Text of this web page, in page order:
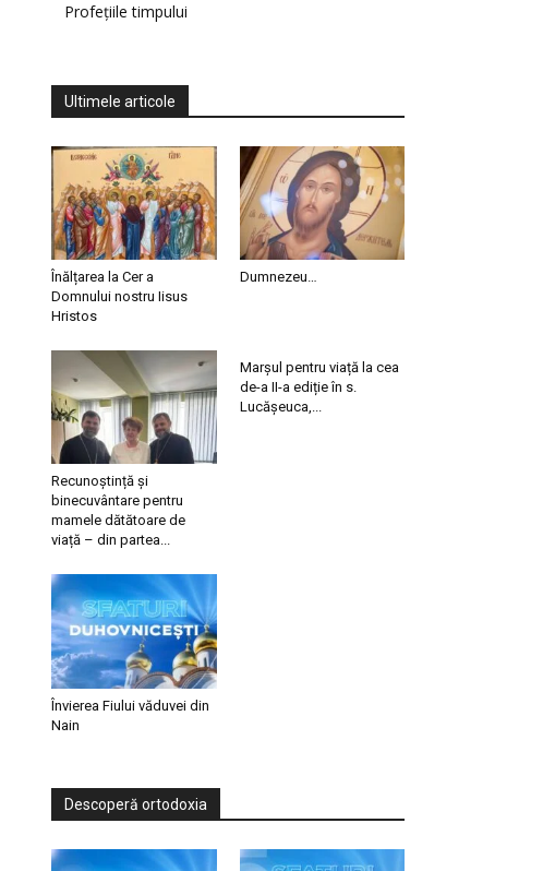
Profețiile timpului
Ultimele articole
Înălțarea la Cer a
Domnului nostru Iisus
Hristos
Dumnezeu…
Recunoștință și
binecuvântare pentru
mamele dătătoare de
viață – din partea...
Marșul pentru viață la cea
de-a II-a ediție în s.
Lucășeuca,...
Învierea Fiului văduvei din
Nain
Descoperă ortodoxia